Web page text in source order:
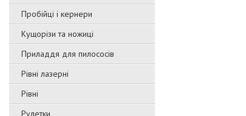
Пробійці і кернери
Кущорізи та ножиці
Приладдя для пилососів
Рівні лазерні
Рівні
Рулетки